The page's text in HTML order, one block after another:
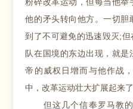
粉碎改革运动，但每当他
他的矛头转向他方。一切
到了不可避免的迅速毁灭;
队在国境的东边出现，就是
帝的威权日增而与他作战
中，改革运动壮大扩展起来
但这几个信奉罗马教的